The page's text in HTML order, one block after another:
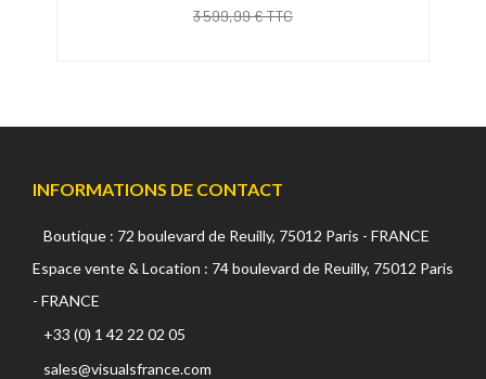
3 599,99 € TTC
INFORMATIONS DE CONTACT
Boutique : 72 boulevard de Reuilly, 75012 Paris - FRANCE
Espace vente & Location : 74 boulevard de Reuilly, 75012 Paris
- FRANCE
+33 (0) 1 42 22 02 05
sales@visualsfrance.com